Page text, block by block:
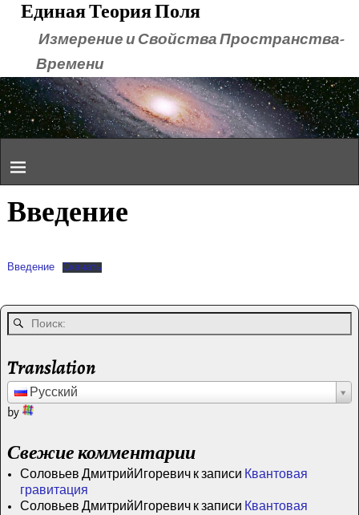
Единая Теория Поля
Измерение и Свойства Пространства-
Времени
Введение
Введение Скачать
Translation
Русский
by
Свежие комментарии
Соловьев ДмитрийИгоревич к записи Квантовая
гравитация
Соловьев ДмитрийИгоревич к записи Квантовая